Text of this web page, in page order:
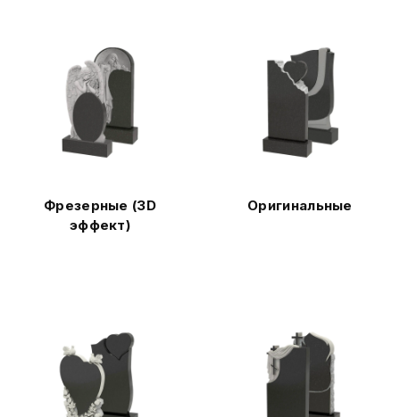
Фрезерные (3D
эффект)
Оригинальные